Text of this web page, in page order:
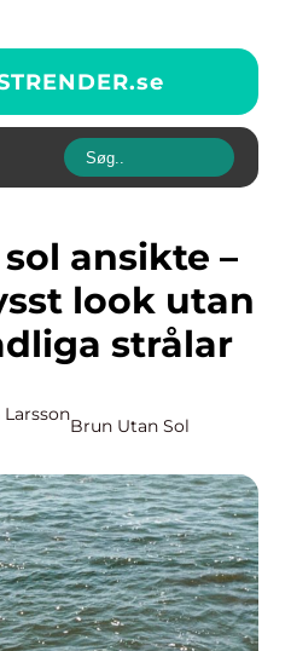
se
look utan
strålar
Larsson
Brun Utan Sol